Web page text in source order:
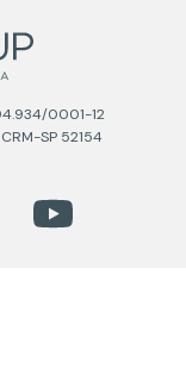
0001-12
SP 52154